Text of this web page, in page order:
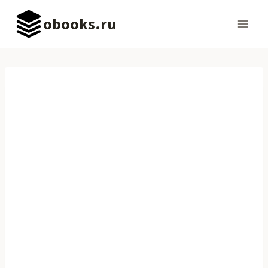
Перейти
содержимому
obooks.ru